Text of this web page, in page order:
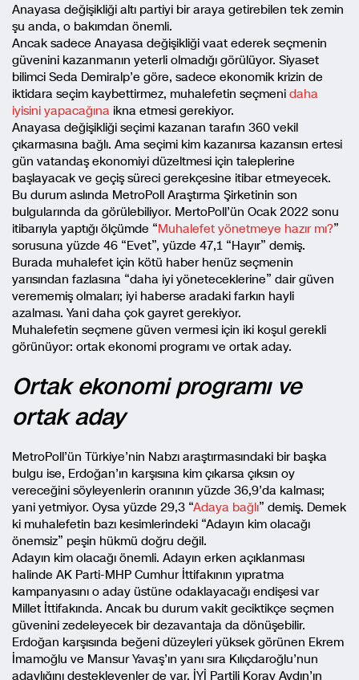
Anayasa değişikliği altı partiyi bir araya getirebilen tek zemin
şu anda, o bakımdan önemli.
Ancak sadece Anayasa değişikliği vaat ederek seçmenin
güvenini kazanmanın yeterli olmadığı görülüyor. Siyaset
bilimci Seda Demiralp’e göre, sadece ekonomik krizin de
iktidara seçim kaybettirmez, muhalefetin seçmeni daha
iyisini yapacağına ikna etmesi gerekiyor.
Anayasa değişikliği seçimi kazanan tarafın 360 vekil
çıkarmasına bağlı. Ama seçimi kim kazanırsa kazansın ertesi
gün vatandaş ekonomiyi düzeltmesi için taleplerine
başlayacak ve geçiş süreci gerekçesine itibar etmeyecek.
Bu durum aslında MetroPoll Araştırma Şirketinin son
bulgularında da görülebiliyor. MertoPoll’ün Ocak 2022 sonu
itibarıyla yaptığı ölçümde “Muhalefet yönetmeye hazır mı?”
sorusuna yüzde 46 “Evet”, yüzde 47,1 “Hayır” demiş.
Burada muhalefet için kötü haber henüz seçmenin
yarısından fazlasına “daha iyi yöneteceklerine” dair güven
verememiş olmaları; iyi haberse aradaki farkın hayli
azalması. Yani daha çok gayret gerekiyor.
Muhalefetin seçmene güven vermesi için iki koşul gerekli
görünüyor: ortak ekonomi programı ve ortak aday.
Ortak ekonomi programı ve
ortak aday
MetroPoll’ün Türkiye’nin Nabzı araştırmasındaki bir başka
bulgu ise, Erdoğan’ın karşısına kim çıkarsa çıksın oy
vereceğini söyleyenlerin oranının yüzde 36,9’da kalması;
yani yetmiyor. Oysa yüzde 29,3 “Adaya bağlı” demiş. Demek
ki muhalefetin bazı kesimlerindeki “Adayın kim olacağı
önemsiz” peşin hükmü doğru değil.
Adayın kim olacağı önemli. Adayın erken açıklanması
halinde AK Parti-MHP Cumhur İttifakının yıpratma
kampanyasını o aday üstüne odaklayacağı endişesi var
Millet İttifakında. Ancak bu durum vakit geciktikçe seçmen
güvenini zedeleyecek bir dezavantaja da dönüşebilir.
Erdoğan karşısında beğeni düzeyleri yüksek görünen Ekrem
İmamoğlu ve Mansur Yavaş’ın yanı sıra Kılıçdaroğlu’nun
adaylığını destekleyenler de var. İYİ Partili Koray Aydın’ın